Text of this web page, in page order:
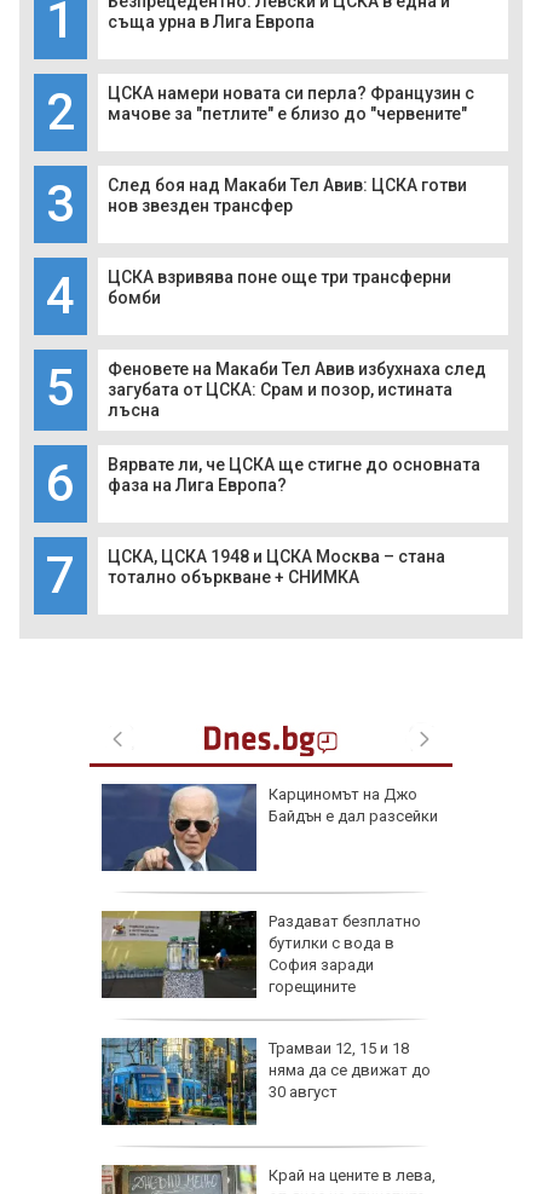
1
съща урна в Лига Европа
2
ЦСКА намери новата си перла? Французин с
мачове за "петлите" е близо до "червените"
3
След боя над Макаби Тел Авив: ЦСКА готви
нов звезден трансфер
4
ЦСКА взривява поне още три трансферни
бомби
5
Феновете на Макаби Тел Авив избухнаха след
загубата от ЦСКА: Срам и позор, истината
лъсна
6
Вярвате ли, че ЦСКА ще стигне до основната
фаза на Лига Европа?
7
ЦСКА, ЦСКА 1948 и ЦСКА Москва – стана
тотално объркване + СНИМКА
Карциномът на Джо
Байдън е дал разсейки
Раздават безплатно
бутилки с вода в
София заради
горещините
Трамваи 12, 15 и 18
няма да се движат до
30 август
Край на цените в лева,